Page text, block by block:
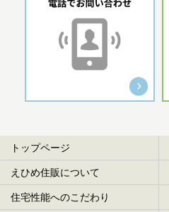
トップページ
えひめ住販について
住宅性能へのこだわり